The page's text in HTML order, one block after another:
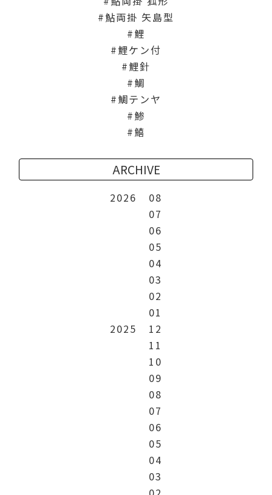
鮎両掛 矢島型
鯉
鯉ケン付
鯉針
鯛
鯛テンヤ
鯵
鱚
ARCHIVE
2026
08
07
06
05
04
03
02
01
2025
12
11
10
09
08
07
06
05
04
03